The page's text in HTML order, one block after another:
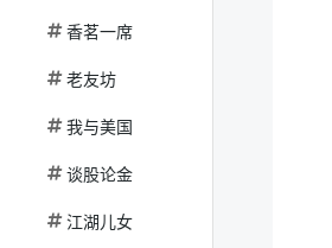
香茗一席
老友坊
我与美国
谈股论金
江湖儿女